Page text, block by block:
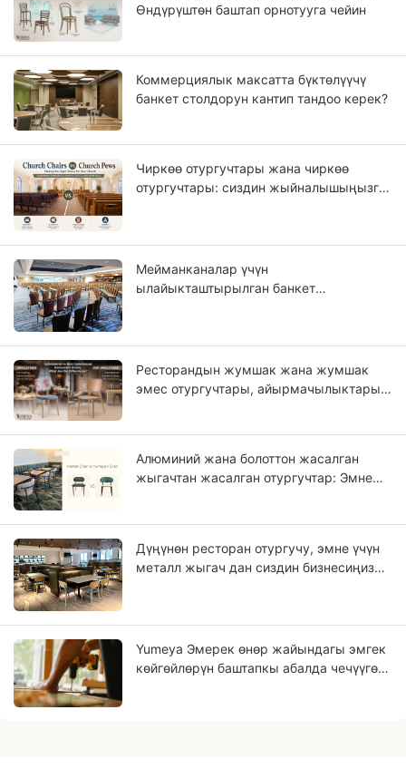
Өндүрүштөн баштап орнотууга чейин
Коммерциялык максатта бүктөлүүчү
банкет столдорун кантип тандоо керек?
Чиркөө отургучтары жана чиркөө
отургучтары: сиздин жыйналышыңызга
Мейманканалар үчүн
ылайыкташтырылган банкет
Ресторандын жумшак жана жумшак
эмес отургучтары, айырмачылыктары
Алюминий жана болоттон жасалган
жыгачтан жасалган отургучтар: Эмне
Дүңүнөн ресторан отургучу, эмне үчүн
металл жыгач дан сиздин бизнесиңиз
Yumeya Эмерек өнөр жайындагы эмгек
көйгөйлөрүн баштапкы абалда чечүүгө